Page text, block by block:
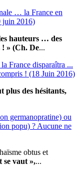
… la France en
juin 2016)
hauteurs … des
! » (Ch. De...
France disparaîtra ...
! (18 Juin 2016)
plus des hésitants,
germanopratine) ou
popu) ? Aucune ne
obtus et
se vaut »,...